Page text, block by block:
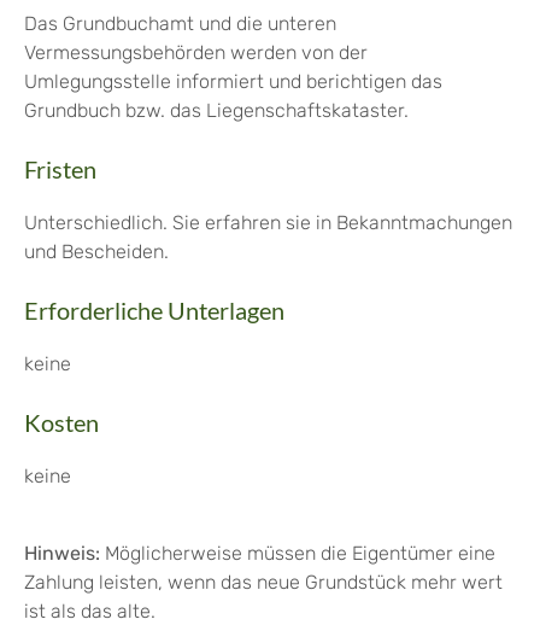
Das Grundbuchamt und die unteren
Vermessungsbehörden werden von der
Umlegungsstelle informiert und berichtigen das
Grundbuch bzw. das Liegenschaftskataster.
Fristen
Unterschiedlich. Sie erfahren sie in Bekanntmachungen
und Bescheiden.
Erforderliche Unterlagen
keine
Kosten
keine
Hinweis: Möglicherweise müssen die Eigentümer eine
Zahlung leisten, wenn das neue Grundstück mehr wert
ist als das alte.